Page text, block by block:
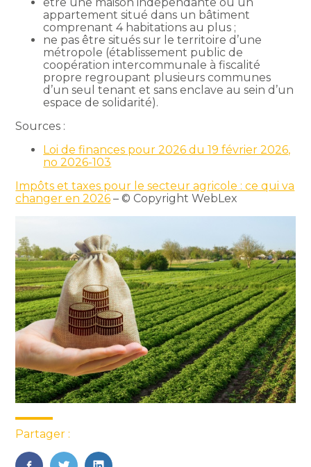
appartement situé dans un bâtiment
comprenant 4 habitations au plus ;
ne pas être situés sur le territoire d’une
métropole (établissement public de
coopération intercommunale à fiscalité
propre regroupant plusieurs communes
d’un seul tenant et sans enclave au sein d’un
espace de solidarité).
Sources :
Loi de finances pour 2026 du 19 février 2026,
no 2026-103
Impôts et taxes pour le secteur agricole : ce qui va
changer en 2026 – © Copyright WebLex
Partager :